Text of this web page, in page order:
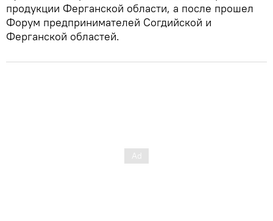
продукции Ферганской области, а после прошел
Форум предпринимателей Согдийской и
Ферганской областей.